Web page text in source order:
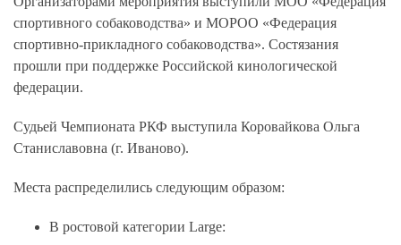
спортивного собаководства» и МОРОО «Федерация
спортивно-прикладного собаководства». Состязания
прошли при поддержке Российской кинологической
федерации.
Судьей Чемпионата РКФ выступила Коровайкова Ольга
Станиславовна (г. Иваново).
Места распределились следующим образом:
В ростовой категории Large: